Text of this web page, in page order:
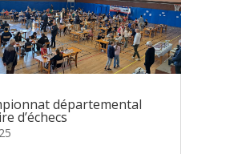
départemental
d’échecs